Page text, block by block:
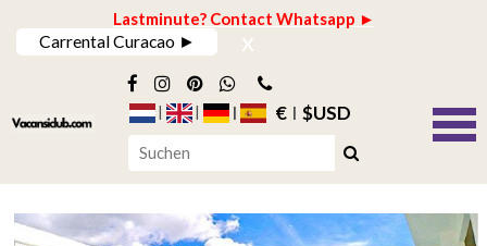
Lastminute? Contact Whatsapp ►
Carrental Curacao ► x
€ $USD